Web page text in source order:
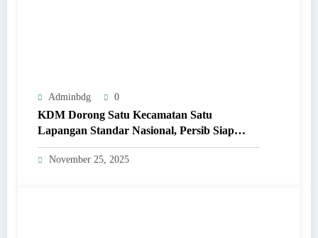
Adminbdg 0
KDM Dorong Satu Kecamatan Satu
Lapangan Standar Nasional, Persib Siap
Bersinergi
November 25, 2025